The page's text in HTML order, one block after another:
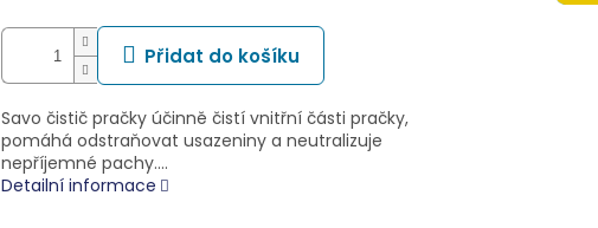
Přidat do košíku
Savo čistič pračky účinně čistí vnitřní části pračky,
pomáhá odstraňovat usazeniny a neutralizuje
nepříjemné pachy.…
Detailní informace